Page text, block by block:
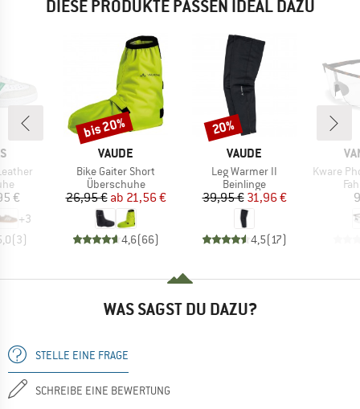
DIESE PRODUKTE PASSEN IDEAL DAZU
€
+3
(3)
MARKE
VAUDE
Artikel
Bike Gaiter Short
Produktgruppe
Überschuhe
Preis
26,95 € reduzierter Preis
ab 21,56 €
4,6(66)
Rabatt
bis 20%
MARKE
VAUDE
Artikel
Leg Warmer II
Produktgruppe
Beinlinge
Preis
39,95 €reduzierter Preis
31,96 €
4,5(17)
Rabatt
20%
Artikel
Kware
WAS SAGST DU DAZU?
STELLE EINE FRAGE
SCHREIBE EINE BEWERTUNG